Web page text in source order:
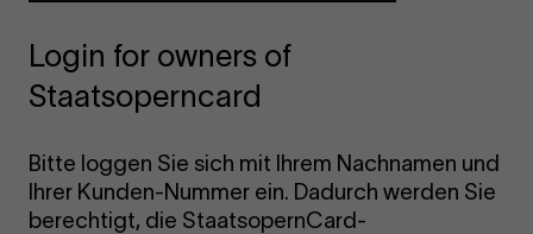
Login for owners of
Staatsoperncard
Bitte loggen Sie sich mit Ihrem Nachnamen und
Ihrer Kunden-Nummer ein. Dadurch werden Sie
berechtigt, die StaatsopernCard-